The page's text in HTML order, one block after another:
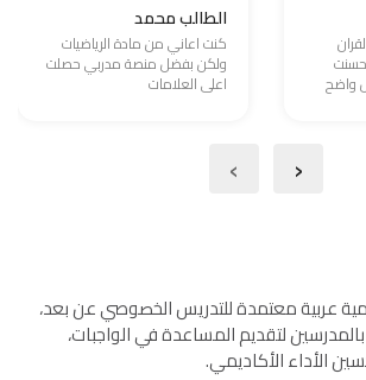
حسنت
واضح
الطالب محمد
كنت اعاني من مادة الرياضيات
ولكن بفضل منصة مدربي حصلت
اعلى العلامات
‹
›
عربية معتمدة للتدريس الخصوصي عن بعد،
لتقديم المساعدة في الواجبات،
الأداء الأكاديمي.